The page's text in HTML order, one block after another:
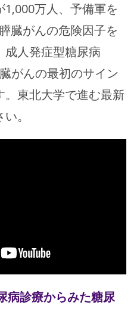
万人、予備軍を
臓がんの危険因子を
成人発症型糖尿病
がんの最初のサイン
。東北大学で進む最新
。
病診療からみた糖尿